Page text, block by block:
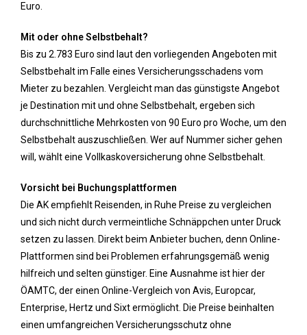
Euro.
Mit oder ohne Selbstbehalt?
Bis zu 2.783 Euro sind laut den vorliegenden Angeboten mit
Selbstbehalt im Falle eines Versicherungsschadens vom
Mieter zu bezahlen. Vergleicht man das günstigste Angebot
je Destination mit und ohne Selbstbehalt, ergeben sich
durchschnittliche Mehrkosten von 90 Euro pro Woche, um den
Selbstbehalt auszuschließen. Wer auf Nummer sicher gehen
will, wählt eine Vollkaskoversicherung ohne Selbstbehalt.
Vorsicht bei Buchungsplattformen
Die AK empfiehlt Reisenden, in Ruhe Preise zu vergleichen
und sich nicht durch vermeintliche Schnäppchen unter Druck
setzen zu lassen. Direkt beim Anbieter buchen, denn Online-
Plattformen sind bei Problemen erfahrungsgemäß wenig
hilfreich und selten günstiger. Eine Ausnahme ist hier der
ÖAMTC, der einen Online-Vergleich von Avis, Europcar,
Enterprise, Hertz und Sixt ermöglicht. Die Preise beinhalten
einen umfangreichen Versicherungsschutz ohne